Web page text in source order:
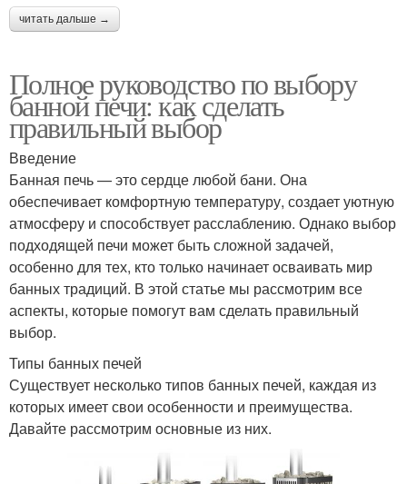
читать дальше →
Полное руководство по выбору
банной печи: как сделать
правильный выбор
Введение
Банная печь — это сердце любой бани. Она
обеспечивает комфортную температуру, создает уютную
атмосферу и способствует расслаблению. Однако выбор
подходящей печи может быть сложной задачей,
особенно для тех, кто только начинает осваивать мир
банных традиций. В этой статье мы рассмотрим все
аспекты, которые помогут вам сделать правильный
выбор.
Типы банных печей
Существует несколько типов банных печей, каждая из
которых имеет свои особенности и преимущества.
Давайте рассмотрим основные из них.